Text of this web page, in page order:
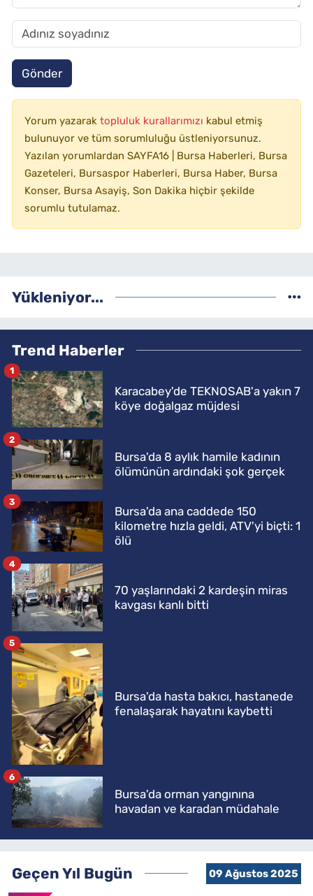
Gönder
Yorum yazarak topluluk kurallarımızı kabul etmiş
bulunuyor ve tüm sorumluluğu üstleniyorsunuz.
Yazılan yorumlardan SAYFA16 | Bursa Haberleri, Bursa
Gazeteleri, Bursaspor Haberleri, Bursa Haber, Bursa
Konser, Bursa Asayiş, Son Dakika hiçbir şekilde
sorumlu tutulamaz.
Yükleniyor...
Trend Haberler
Karacabey'de TEKNOSAB'a yakın 7
köye doğalgaz müjdesi
1
Bursa'da 8 aylık hamile kadının
ölümünün ardındaki şok gerçek
2
Bursa'da ana caddede 150
kilometre hızla geldi, ATV'yi biçti: 1
ölü
3
70 yaşlarındaki 2 kardeşin miras
kavgası kanlı bitti
4
Bursa'da hasta bakıcı, hastanede
fenalaşarak hayatını kaybetti
5
Bursa'da orman yangınına
havadan ve karadan müdahale
6
Geçen Yıl Bugün 09 Ağustos 2025